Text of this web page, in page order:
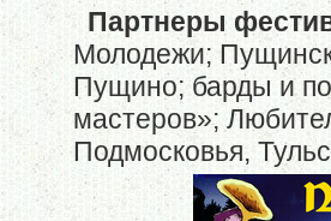
Партнеры
Молодежи;
Пущино; барды и
мастеров»;
Подмосковья,